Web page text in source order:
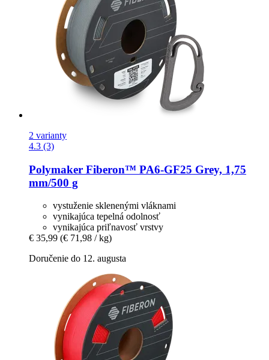
2 varianty
4.3 (3)
Polymaker Fiberon™ PA6-​GF25 Grey, 1,75
mm/500 g
vystuženie sklenenými vláknami
vynikajúca tepelná odolnosť
vynikajúca priľnavosť vrstvy
€ 35,99 (€ 71,98 / kg)
Doručenie do 12. augusta